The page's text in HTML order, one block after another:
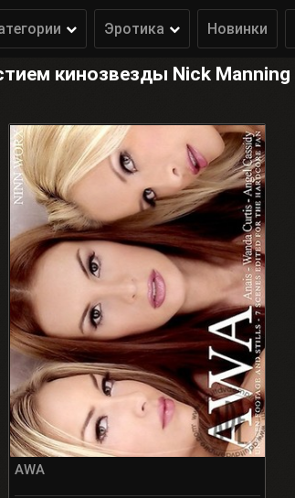
Эротика Новинки
кинозвезды Nick Manning
AWA